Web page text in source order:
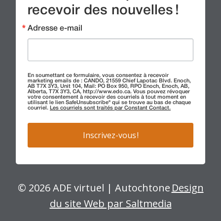
recevoir des nouvelles !
Adresse e-mail
En soumettant ce formulaire, vous consentez à recevoir
marketing emails de : CANDO, 21559 Chief Lapotac Blvd. Enoch,
AB T7X 3Y3, Unit 104, Mail: PO Box 950, RPO Enoch, Enoch, AB,
Alberta, T7X 3Y3, CA, http://www.edo.ca. Vous pouvez révoquer
votre consentement à recevoir des courriels à tout moment en
utilisant le lien SafeUnsubscribe® qui se trouve au bas de chaque
courriel. Les courriels sont traités par Constant Contact.
Inscrivez-vous !
© 2026 ADE virtuel | Autochtone Design
du site Web par Saltmedia